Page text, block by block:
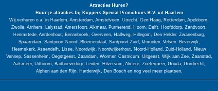
Attracties Huren?
Huur je attracties bij Koppers Special
PromotionsB.V. uit Haarlem
Wij verhuren o.a. in Haarlem, Amsterdam, Amstelveen, Utrecht, Den Haag, Rotterdam, Apeldoorn,
Zwolle, Arnhem, Lelystad, Amersfoort, Alkmaar, Purmerend, Hoorn, Delft, Hoofddorp, Zandvoort,
Heemstede, Aerdenhout, Bennebroek, Overveen, Halfweg, Hillegom, Den Helder, Zwanenburg,
Spaarndam, Santpoort Noord, Bloemendaal, Santpoort Zuid, IJmuiden, Velsen, Beverwijk,
Heemskerk, Assendelft, Lisse, Noordwijk, Noordwijkerhout, Noord-Holland, Zuid-Holland, Nieuw
Vennep, Sassenheim, Oegstgeest, Zaandam, Wormer, Castricum, Uitgeest, Wijk aan Zee, Zaanstad,
Aalsmeer, Uithoorn, Badhoevedorp, Leiden, Hilversum, Almere, Zoetermeer, Gouda, Dordrecht,
Alphen aan den Rijn, Harderwijk, Den Bosch en nog veel meer plaatsen.